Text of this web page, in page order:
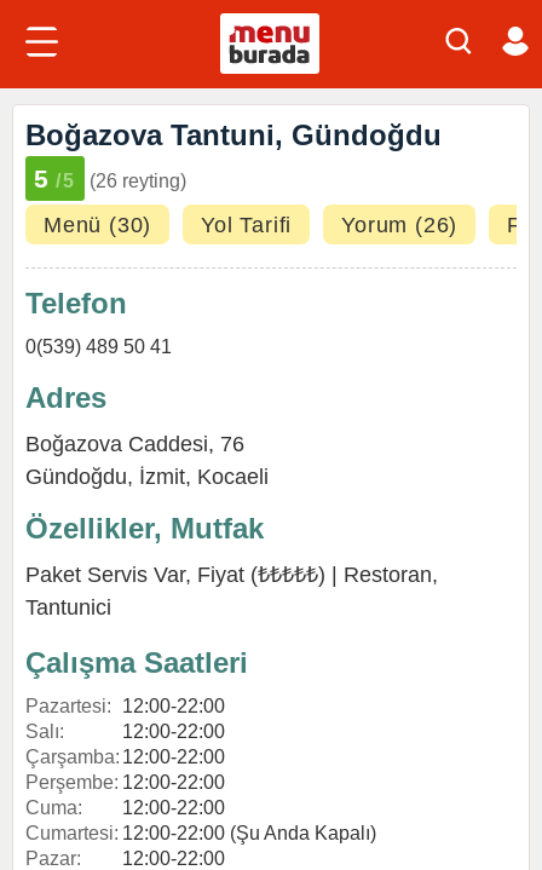
Boğazova Tantuni, Gündoğdu
5 /5 (26 reyting)
Menü (30) Yol Tarifi Yorum (26)
Telefon
0(539) 489 50 41
Adres
Boğazova Caddesi, 76
Gündoğdu, İzmit, Kocaeli
Özellikler, Mutfak
Paket Servis Var, Fiyat (₺₺₺₺₺) | Restoran,
Tantunici
Çalışma Saatleri
Pazartesi:
12:00-22:00
Salı:
12:00-22:00
Çarşamba: 12:00-22:00
Perşembe: 12:00-22:00
Cuma:
12:00-22:00
Cumartesi: 12:00-22:00 (Şu Anda Kapalı)
Pazar:
12:00-22:00